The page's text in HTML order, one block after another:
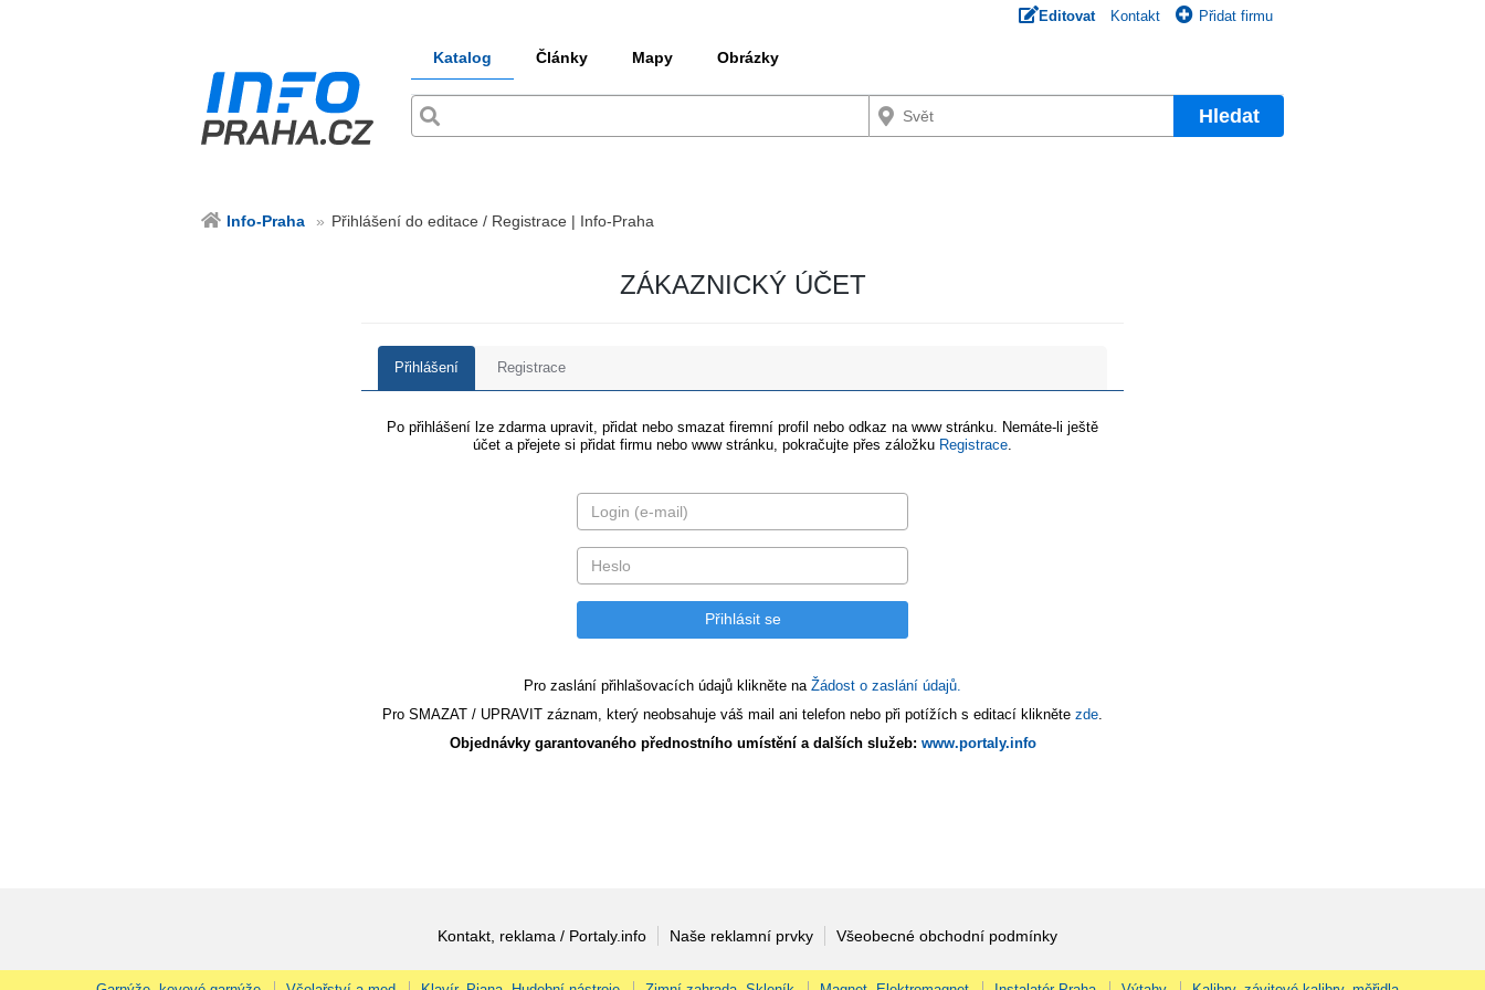
Editovat Kontakt Přidat firmu
Katalog Články Mapy Obrázky
Hledat
Info-Praha Přihlášení do editace / Registrace | Info-Praha
ZÁKAZNICKÝ ÚČET
Přihlášení Registrace
Po přihlášení lze zdarma upravit, přidat nebo smazat firemní profil nebo odkaz na www stránku. Nemáte-li ještě
účet a přejete si přidat firmu nebo www stránku, pokračujte přes záložku Registrace
Pro zaslání přihlašovacích údajů klikněte na Žádost o zaslání údajů.
Pro SMAZAT / UPRAVIT záznam, který neobsahuje váš mail ani telefon nebo při potížích s editací klikněte zde
Objednávky garantovaného přednostního umístění a dalších služeb: www.portaly.info
Kontakt, reklama / Portaly.info Naše reklamní prvky Všeobecné obchodní podmínky